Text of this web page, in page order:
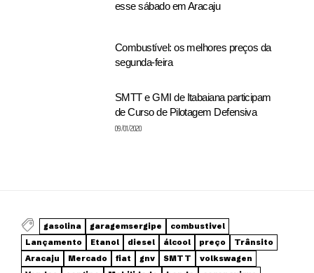
esse sábado em Aracaju
Combustível: os melhores preços da
segunda-feira
SMTT e GMI de Itabaiana participam
de Curso de Pilotagem Defensiva
09/01/2020
gasolina garagemsergipe
combustivel
Lançamento
Etanol diesel álcool preço
Trânsito
Aracaju
Mercado fiat gnv SMTT
volkswagen